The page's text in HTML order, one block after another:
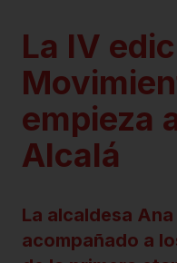
La IV
empieza
Alcalá
La alcaldesa
acompañado a